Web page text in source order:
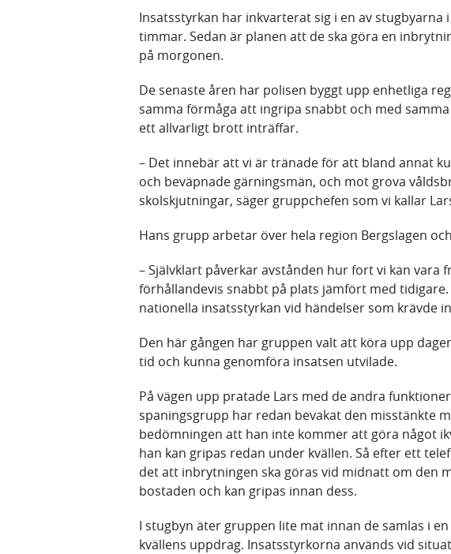
Insatsstyrkan har inkvarterat sig i en av stugbyarna
timmar. Sedan är planen att de ska göra en
på morgonen.
De senaste åren har polisen byggt upp enhetliga
samma förmåga att ingripa snabbt och med
ett allvarligt brott inträffar.
– Det innebär att vi är tränade för att bland annat
och beväpnade gärningsmän, och mot grova
skolskjutningar, säger gruppchefen som vi kallar
Hans grupp arbetar över hela region Bergslagen
– Självklart påverkar avstånden hur fort vi kan vara
förhållandevis snabbt på plats jämfört med tidigare.
nationella insatsstyrkan vid händelser som krävde
Den här gången har gruppen valt att köra upp
tid och kunna genomföra insatsen utvilade.
På vägen upp pratade Lars med de andra
spaningsgrupp har redan bevakat den misstänkte
bedömningen att han inte kommer att göra något
han kan gripas redan under kvällen. Så efter ett
det att inbrytningen ska göras vid midnatt om den
bostaden och kan gripas innan dess.
I stugbyn äter gruppen lite mat innan de samlas i
kvällens uppdrag. Insatsstyrkorna används vid